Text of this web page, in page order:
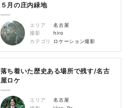
５月の庄内緑地
エリア
名古屋
撮影
hiro
カテゴリ
ロケーション撮影
落ち着いた歴史ある場所で残す/名古
屋ロケ
エリア
名古屋